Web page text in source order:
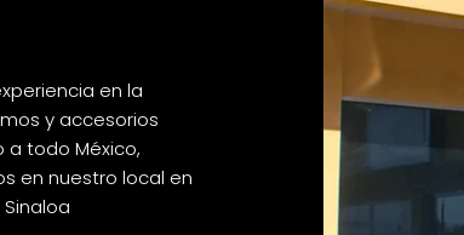
en la
y accesorios
todo México,
en nuestro local en
Sinaloa